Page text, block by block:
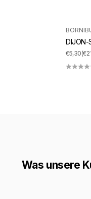
DIJON-
€5,30
Was unsere